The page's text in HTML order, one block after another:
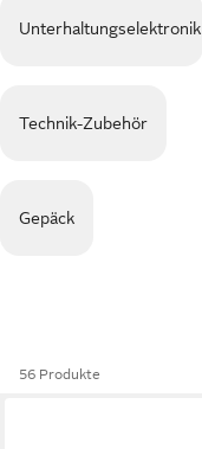
Unterhaltungselektronik
Technik-Zubehör
Gepäck
56 Produkte